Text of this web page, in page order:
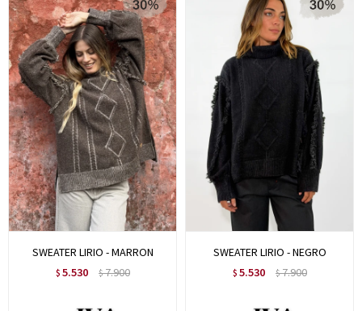
SWEATER LIRIO - MARRON
$ 5.530 $7.900
SWEATER LIRIO - NEGRO
$ 5.530 $7.900